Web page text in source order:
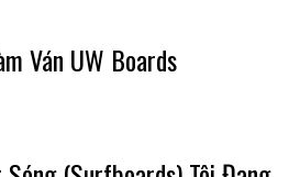
Ván UW Boards